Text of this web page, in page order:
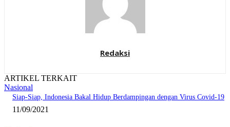
Redaksi
ARTIKEL TERKAIT
Nasional
Siap-Siap, Indonesia Bakal Hidup Berdampingan dengan Virus Covid-19
11/09/2021